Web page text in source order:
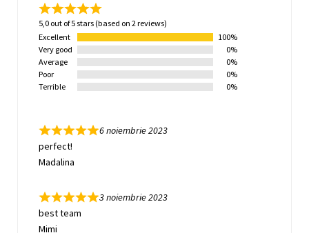
5,0 out of 5 stars (based on 2 reviews)
Excellent
100%
Very good
0%
Average
0%
Poor
0%
Terrible
0%
6 noiembrie 2023
perfect!
Madalina
3 noiembrie 2023
best team
Mimi